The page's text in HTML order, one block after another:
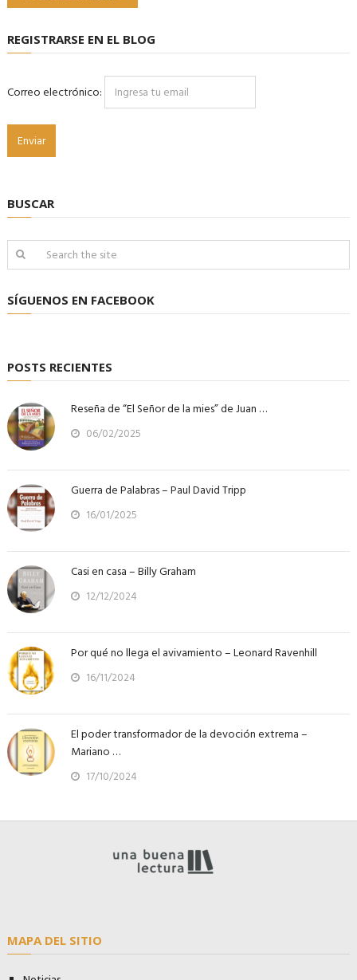
REGISTRARSE EN EL BLOG
Correo electrónico:
BUSCAR
SÍGUENOS EN FACEBOOK
POSTS RECIENTES
Reseña de “El Señor de la mies” de Juan …
06/02/2025
Guerra de Palabras – Paul David Tripp
16/01/2025
Casi en casa – Billy Graham
12/12/2024
Por qué no llega el avivamiento – Leonard Ravenhill
16/11/2024
El poder transformador de la devoción extrema –
Mariano …
17/10/2024
MAPA DEL SITIO